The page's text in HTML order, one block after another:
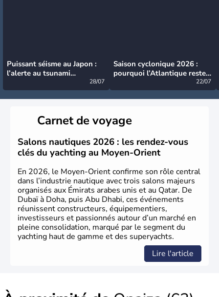
Puissant séisme au Japon :
l’alerte au tsunami
28/07
Saison cyclonique 2026 :
pourquoi l’Atlantique reste
22/07
Carnet de voyage
Salons nautiques 2026 : les rendez-vous
clés du yachting au Moyen-Orient
En 2026, le Moyen-Orient confirme son rôle central
dans l’industrie nautique avec trois salons majeurs
organisés aux Émirats arabes unis et au Qatar. De
Dubaï à Doha, puis Abu Dhabi, ces événements
réunissent constructeurs, équipementiers,
investisseurs et passionnés autour d’un marché en
pleine consolidation, marqué par le segment du
yachting haut de gamme et des superyachts.
Lire l'article